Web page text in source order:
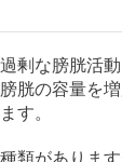
剰な膀胱活
胱の容量を
す。
類がありま